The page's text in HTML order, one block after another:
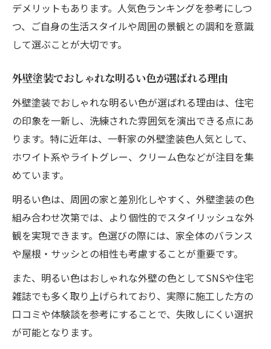
デメリットもあります。人気色ランキングを参考にしつ
つ、ご自身の生活スタイルや周囲の景観との調和を意識
して選ぶことが大切です。
外壁塗装でおしゃれな明るい色が選ばれる理由
外壁塗装でおしゃれな明るい色が選ばれる理由は、住宅
の印象を一新し、洗練された雰囲気を演出できる点にあ
ります。特に近年は、一軒家の外壁塗装色人気として、
ホワイト系やライトグレー、クリーム色などが注目を集
めています。
明るい色は、周囲の家と差別化しやすく、外壁塗装の色
組み合わせ次第では、より個性的でスタイリッシュな外
観を実現できます。色選びの際には、家全体のバランス
や屋根・サッシとの相性も考慮することが重要です。
また、明るい色はおしゃれな外壁の色としてSNSや住宅
雑誌でも多く取り上げられており、実際に施工した方の
口コミや体験談を参考にすることで、失敗しにくい選択
が可能となります。